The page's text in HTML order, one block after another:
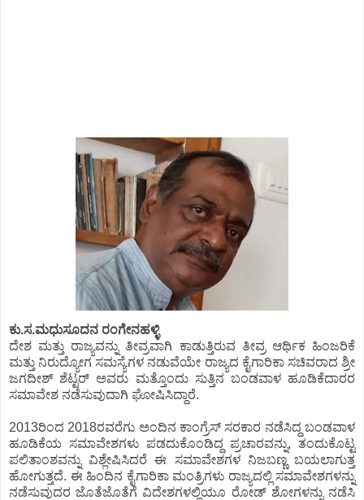
ಕು.ಸ.ಮಧುಸೂದನ ರಂಗೇನಹಳ್ಳಿ
ದೇಶ ಮತ್ತು ರಾಜ್ಯವನ್ನು ತೀವ್ರವಾಗಿ ಕಾಡುತ್ತಿರುವ ತೀವ್ರ ಆರ್ಥಿಕ ಹಿಂಜರಿಕೆ
ಮತ್ತು ನಿರುದ್ಯೋಗ ಸಮಸ್ಯೆಗಳ ನಡುವೆಯೇ ರಾಜ್ಯದ ಕೈಗಾರಿಕಾ ಸಚಿವರಾದ ಶ್ರೀ
ಜಗದೀಶ್ ಶೆಟ್ಟರ್ ಅವರು ಮತ್ತೊಂದು ಸುತ್ತಿನ ಬಂಡವಾಳ ಹೂಡಿಕೆದಾರರ
ಸಮಾವೇಶ ನಡೆಸುವುದಾಗಿ ಘೋಷಿಸಿದ್ದಾರೆ.
2013ರಿಂದ 2018ರವರೆಗು ಅಂದಿನ ಕಾಂಗ್ರೆಸ್ ಸರಕಾರ ನಡೆಸಿದ್ದ ಬಂಡವಾಳ
ಹೂಡಿಕೆಯ ಸಮಾವೇಶಗಳು ಪಡದುಕೊಂಡಿದ್ದ ಪ್ರಚಾರವನ್ನು, ತಂದುಕೊಟ್ಟ
ಪಲಿತಾಂಶವನ್ನು ವಿಶ್ಲೇಷಿಸಿದರೆ ಈ ಸಮಾವೇಶಗಳ ನಿಜಬಣ್ಣ ಬಯಲಾಗುತ್ತ
ಹೋಗುತ್ತದೆ. ಈ ಹಿಂದಿನ ಕೈಗಾರಿಕಾ ಮಂತ್ರಿಗಳು ರಾಜ್ಯದಲ್ಲಿ ಸಮಾವೇಶಗಳನ್ನು
ನಡೆಸುವುದರ ಜೊತೆಜೊತೆಗೆ ವಿದೇಶಗಳಲ್ಲಿಯೂ ರೋಡ್ ಶೋಗಳನ್ನು ನಡೆಸಿ